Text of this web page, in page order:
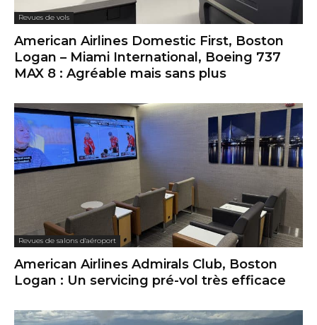
Revues de vols
American Airlines Domestic First, Boston
Logan – Miami International, Boeing 737
MAX 8 : Agréable mais sans plus
Revues de salons d'aéroport
American Airlines Admirals Club, Boston
Logan : Un servicing pré-vol très efficace